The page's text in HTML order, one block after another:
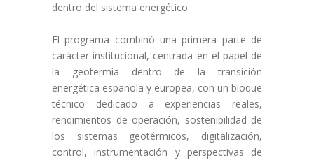
dentro del sistema energético.
El programa combinó una primera parte de
carácter institucional, centrada en el papel de
la geotermia dentro de la transición
energética española y europea, con un bloque
técnico dedicado a experiencias reales,
rendimientos de operación, sostenibilidad de
los sistemas geotérmicos, digitalización,
control, instrumentación y perspectivas de